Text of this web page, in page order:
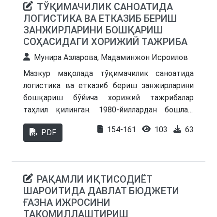
бартараф этиш бўйича амалий тавсиялар
ишлаб чиқилган.
ТЎҚИМАЧИЛИК САНОАТИДА
ЛОГИСТИКА ВА ЕТКАЗИБ БЕРИШ
ЗАНЖИРЛАРИНИ БОШҚАРИШ
СОҲАСИДАГИ ХОРИЖИЙ ТАЖРИБА
Мунира Азларова, Мадаминжон Исроилов
Мазкур мақолада тўқимачилик саноатида
логистика ва етказиб бериш занжирларини
бошқариш бўйича хорижий тажрибалар
таҳлил қилинган. 1980-йиллардан бошлаб,
“Аниқ вақтида” (just in time) консепсияси ва
АPS (Advanced Planning and Scheduling)
(SCМ) ёндашуви стратегик самарадорликка
эришишда логистик жараёнларни ягона
тизим сифатида бошқаришни таклиф қилади.
PDF 154-161 103 63
РАҚАМЛИ ИҚТИСОДИЁТ
ШАРОИТИДА ДАВЛАТ БЮДЖЕТИ
ҒАЗНА ИЖРОСИНИ
ТАКОМИЛЛАШТИРИШ